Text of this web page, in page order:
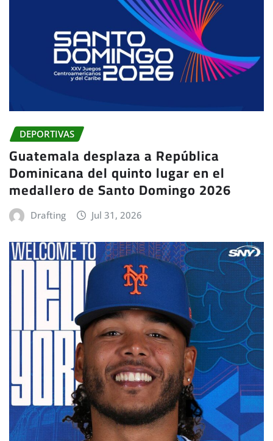
DEPORTIVAS
Guatemala desplaza a República
Dominicana del quinto lugar en el
medallero de Santo Domingo 2026
Drafting Jul 31, 2026